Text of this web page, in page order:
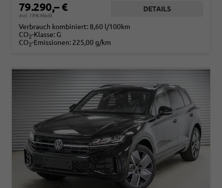
79.290,– €
incl. 19% MwSt.
DETAILS
Verbrauch kombiniert: 8,60 l/100km
CO2-Klasse: G
CO2-Emissionen: 225,00 g/km